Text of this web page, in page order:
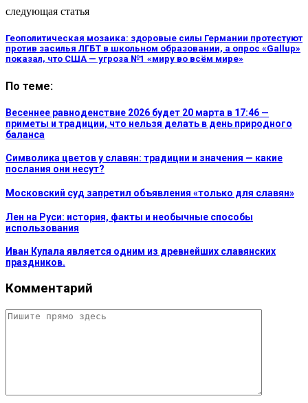
следующая статья
Геополитическая мозаика: здоровые силы Германии протестуют
против засилья ЛГБТ в школьном образовании, а опрос «Gallup»
показал, что США — угроза №1 «миру во всём мире»
По теме:
Весеннее равноденствие 2026 будет 20 марта в 17:46 —
приметы и традиции, что нельзя делать в день природного
баланса
Символика цветов у славян: традиции и значения — какие
послания они несут?
Московский суд запретил объявления «только для славян»
Лен на Руси: история, факты и необычные способы
использования
Иван Купала является одним из древнейших славянских
праздников.
Комментарий